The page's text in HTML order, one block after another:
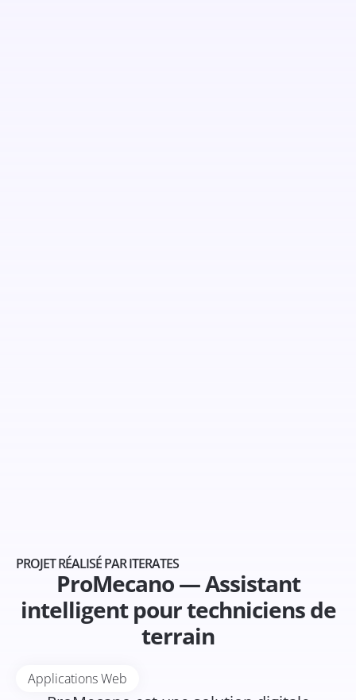
PROJET RÉALISÉ PAR ITERATES
ProMecano — Assistant
intelligent pour techniciens de
terrain
Applications Web